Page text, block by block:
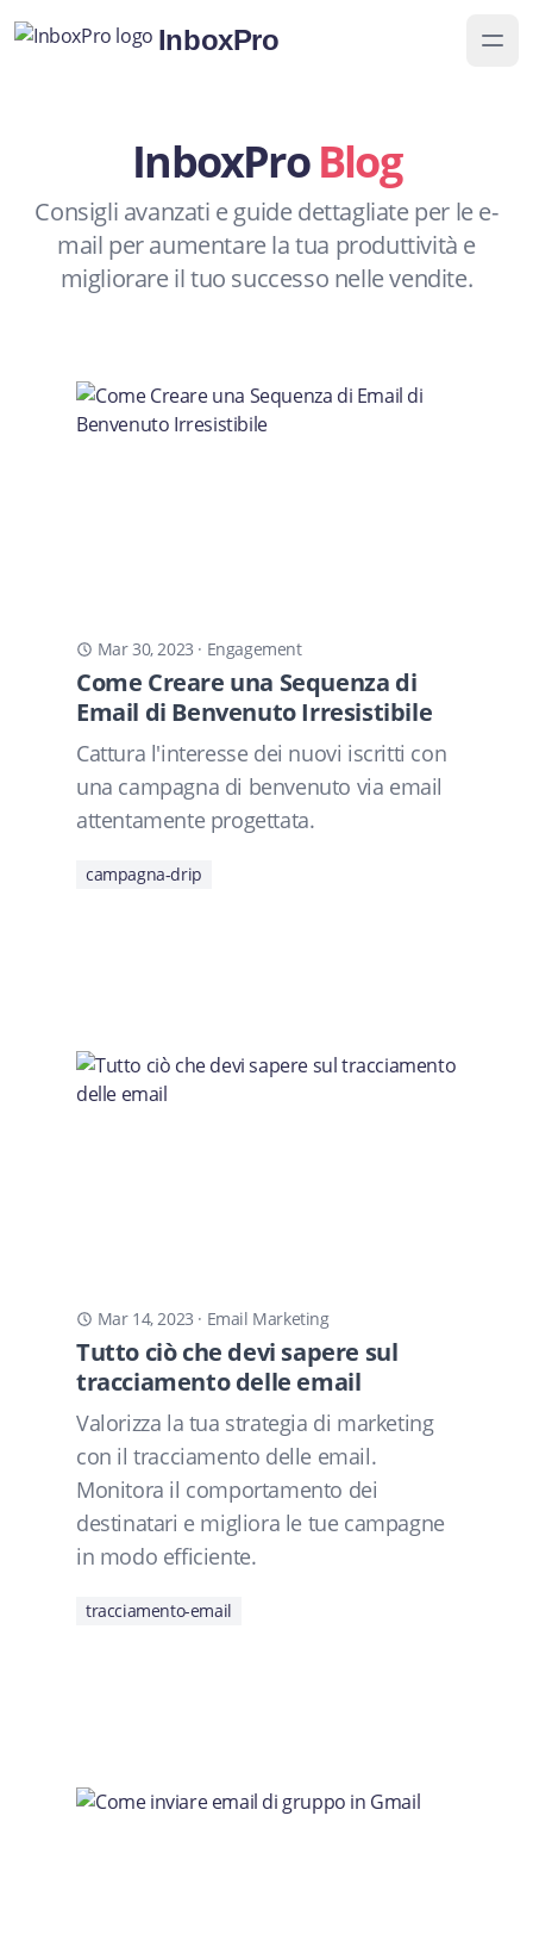
InboxPro
InboxProBlog
Consigli avanzati e guide dettagliate per le e-
mail per aumentare la tua produttività e
migliorare il tuo successo nelle vendite.
Mar 30, 2023 · Engagement
Come Creare una Sequenza di
Email di Benvenuto Irresistibile
Cattura l'interesse dei nuovi iscritti con
una campagna di benvenuto via email
attentamente progettata.
campagna-drip
Mar 14, 2023 · Email Marketing
Tutto ciò che devi sapere sul
tracciamento delle email
Valorizza la tua strategia di marketing
con il tracciamento delle email.
Monitora il comportamento dei
destinatari e migliora le tue campagne
in modo efficiente.
tracciamento-email